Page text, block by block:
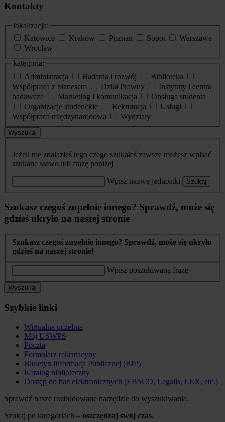
Kontakty
lokalizacja:
Katowice
Kraków Poznań Sopot
Warszawa
Wrocław
kategoria:
Administracja
Badania i rozwój
Biblioteka
Współpraca z biznesem
Dział Prawny
Instytuty i centra
badawcze
Marketing i komunikacja
Obsługa studenta
Organizacje studenckie
Rekrutacja
Usługi
Współpraca międzynarodowa
Wydziały
Wyszukaj
Jeżeli nie znalazłeś tego czego szukałeś zawsze możesz wpisać
szukane słowo lub frazę poniżej
Wpisz nazwę jednostki Szukaj
Szukasz czegoś zupełnie innego? Sprawdź, może się
gdzieś ukryło na naszej stronie
Szukasz czegoś zupełnie innego? Sprawdź, może się ukryło
gdzieś na naszej stronie!
Wpisz poszukiwaną frazę
Wyszukaj
Szybkie linki
Wirtualna uczelnia
Mój USWPS
Poczta
Formularz rekrutacyny
Biuletyn Informacji Publicznej (BIP)
Katalog biblioteczny
Dostęp do baz elektronicznych (EBSCO, Legalis, LEX, etc.)
Sprawdź nasze rozbudowane narzędzie do wyszukiwania.
Szukaj po kategoriach – oszczędzaj swój czas.